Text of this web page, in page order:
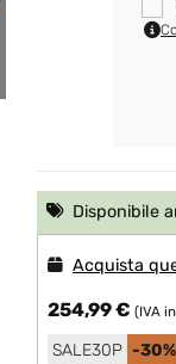
Disponibile
Acquista
254,99 € (IVA
SALE30P -30%